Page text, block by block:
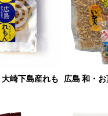
崎下島産れも
広島 和・